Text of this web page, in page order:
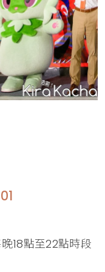
18點至22點時段